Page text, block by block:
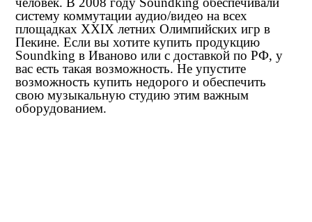
систему коммутации аудио/видео на всех
площадках XXIX летних Олимпийских игр в
Пекине. Если вы хотите купить продукцию
Soundking в Иваново или с доставкой по РФ, у
вас есть такая возможность. Не упустите
возможность купить недорого и обеспечить
свою музыкальную студию этим важным
оборудованием.